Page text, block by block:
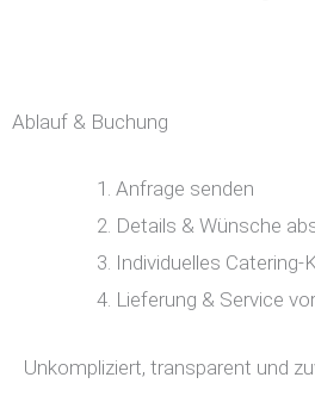
Ablauf & Buchung
Anfrage senden
Details & Wünsche
Individuelles Catering-
Lieferung & Service
Unkompliziert, transparent und